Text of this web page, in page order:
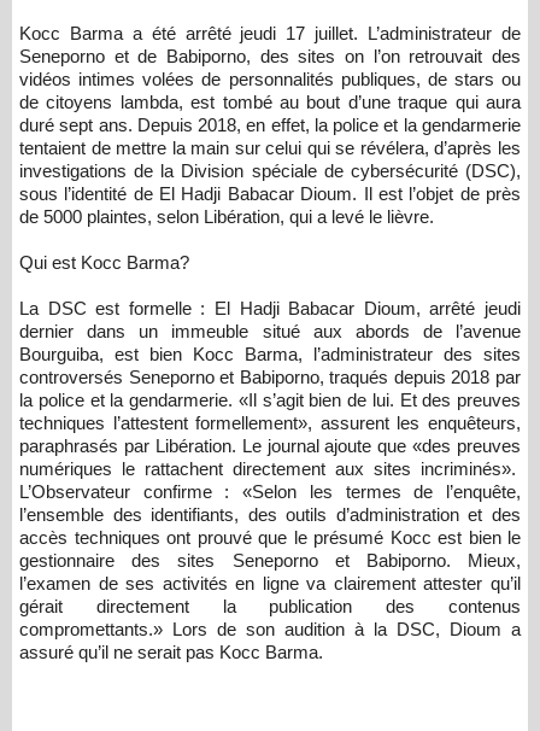
Kocc Barma a été arrêté jeudi 17 juillet. L’administrateur de
Seneporno et de Babiporno, des sites on l’on retrouvait des
vidéos intimes volées de personnalités publiques, de stars ou
de citoyens lambda, est tombé au bout d’une traque qui aura
duré sept ans. Depuis 2018, en effet, la police et la gendarmerie
tentaient de mettre la main sur celui qui se révélera, d’après les
investigations de la Division spéciale de cybersécurité (DSC),
sous l’identité de El Hadji Babacar Dioum. Il est l’objet de près
de 5000 plaintes, selon Libération, qui a levé le lièvre.
Qui est Kocc Barma?
La DSC est formelle : El Hadji Babacar Dioum, arrêté jeudi
dernier dans un immeuble situé aux abords de l’avenue
Bourguiba, est bien Kocc Barma, l’administrateur des sites
controversés Seneporno et Babiporno, traqués depuis 2018 par
la police et la gendarmerie. «Il s’agit bien de lui. Et des preuves
techniques l’attestent formellement», assurent les enquêteurs,
paraphrasés par Libération. Le journal ajoute que «des preuves
numériques le rattachent directement aux sites incriminés».
L’Observateur confirme : «Selon les termes de l’enquête,
l’ensemble des identifiants, des outils d’administration et des
accès techniques ont prouvé que le présumé Kocc est bien le
gestionnaire des sites Seneporno et Babiporno. Mieux,
l’examen de ses activités en ligne va clairement attester qu’il
gérait directement la publication des contenus
compromettants.» Lors de son audition à la DSC, Dioum a
assuré qu’il ne serait pas Kocc Barma.